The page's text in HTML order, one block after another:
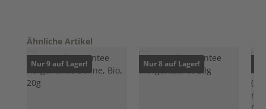
Produktgalerie überspringen
Ähnliche Artikel
Nur 9 auf Lager! Nur 8 auf Lager!